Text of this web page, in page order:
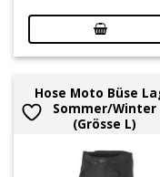
Hose Moto Büse
Sommer/Winter
(Grösse L)